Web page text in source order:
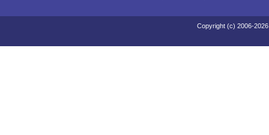
Copyright (c) 2006-